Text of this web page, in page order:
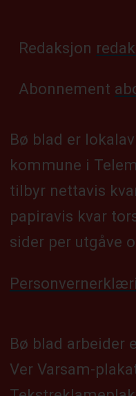
Redaksjon
Abonnement
Bø blad er
kommune i
tilbyr nettavis
papiravis kvar
sider per utgåve
Bø blad arbeider
Ver Varsam-